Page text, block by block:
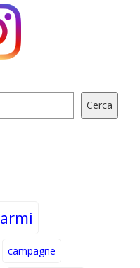
Cerca
armi
campagne